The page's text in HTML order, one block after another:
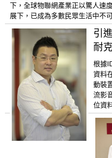
下，全球物聯網產業正以驚人速
展下，已成為多數民眾生活中不
引
耐
根據
資料
動裝
流影
位資